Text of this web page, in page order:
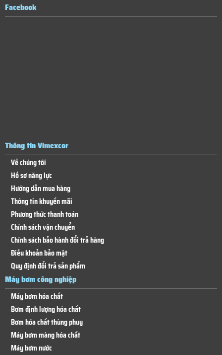
Facebook
Thông tin Vimexcor
Về chúng tôi
Hồ sơ năng lực
Hướng dẫn mua hàng
Thông tin khuyến mãi
Phương thức thanh toán
Chính sách vận chuyển
Chính sách bảo hành đổi trả hàng
Điều khoản bảo mật
Quy định đổi trả sản phẩm
Máy bơm công nghiệp
Máy bơm hóa chất
Bơm định lượng hóa chất
Bơm hóa chất thùng phuy
Máy bơm màng hóa chất
Máy bơm nước